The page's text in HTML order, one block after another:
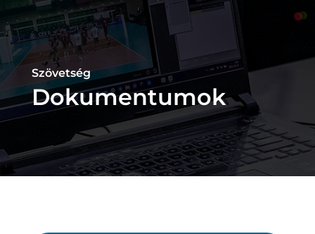
Szövetség
Dokumentumok